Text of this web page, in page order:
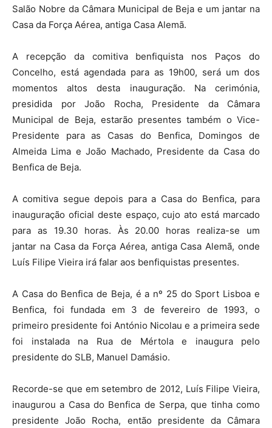
Salão Nobre da Câmara Municipal de Beja e um jantar na
Casa da Força Aérea, antiga Casa Alemã.
A recepção da comitiva benfiquista nos Paços do
Concelho, está agendada para as 19h00, será um dos
momentos altos desta inauguração. Na cerimónia,
presidida por João Rocha, Presidente da Câmara
Municipal de Beja, estarão presentes também o Vice-
Presidente para as Casas do Benfica, Domingos de
Almeida Lima e João Machado, Presidente da Casa do
Benfica de Beja.
A comitiva segue depois para a Casa do Benfica, para
inauguração oficial deste espaço, cujo ato está marcado
para as 19.30 horas. Às 20.00 horas realiza-se um
jantar na Casa da Força Aérea, antiga Casa Alemã, onde
Luís Filipe Vieira irá falar aos benfiquistas presentes.
A Casa do Benfica de Beja, é a nº 25 do Sport Lisboa e
Benfica, foi fundada em 3 de fevereiro de 1993, o
primeiro presidente foi António Nicolau e a primeira sede
foi instalada na Rua de Mértola e inaugura pelo
presidente do SLB, Manuel Damásio.
Recorde-se que em setembro de 2012, Luís Filipe Vieira,
inaugurou a Casa do Benfica de Serpa, que tinha como
presidente João Rocha, então presidente da Câmara